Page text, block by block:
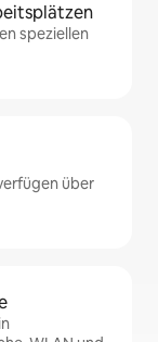
speziellen
über